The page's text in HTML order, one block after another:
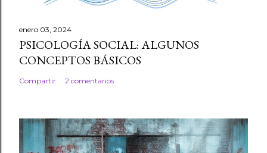
enero 03, 2024
PSICOLOGÍA SOCIAL: ALGUNOS
CONCEPTOS BÁSICOS
Compartir 2 comentarios